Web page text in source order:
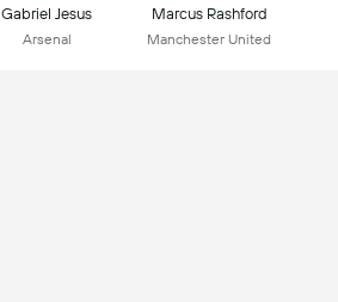
Gabriel Jesus
Arsenal
Marcus Rashford
Manchester United